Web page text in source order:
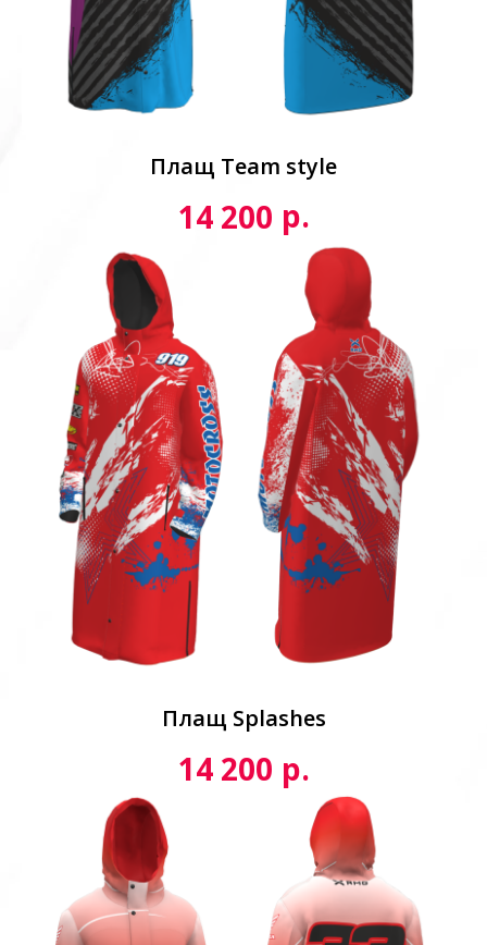
Плащ Team style
14 200 р.
Плащ Splashes
14 200 р.